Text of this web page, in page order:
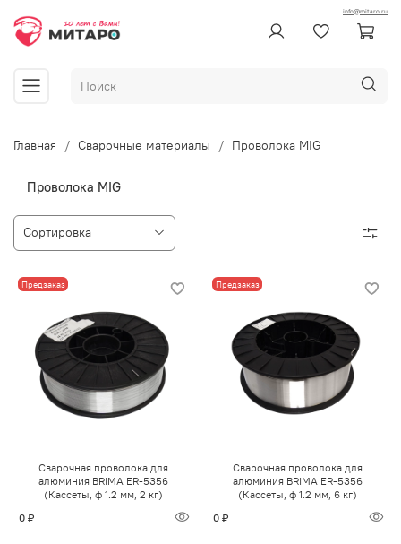
info@mitaro.ru
Главная Сварочные материалы Проволока MIG
Проволока MIG
Предзаказ
Сварочная проволока для
алюминия BRIMA ER-5356
(Кассеты, ф 1.2 мм, 2 кг)
0 ₽
Предзаказ
Сварочная проволока для
алюминия BRIMA ER-5356
(Кассеты, ф 1.2 мм, 6 кг)
0 ₽